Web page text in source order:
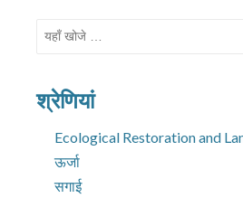
निम्न
श्रेणियां
Ecological Restoration and
ऊर्जा
सगाई